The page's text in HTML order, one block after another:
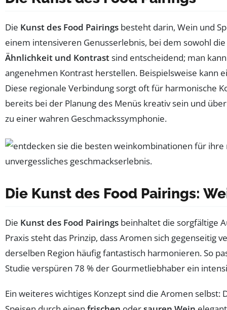
Die Kunst des Food Pairings besteht darin, Wein und
einem intensiveren Genusserlebnis, bei dem sowohl die
Ähnlichkeit und Kontrastsind entscheidend; man
angenehmen Kontrast herstellen. Beispielsweise kann
Diese regionale Verbindung sorgt oft für harmonische
bereits bei der Planung des Menüs kreativ sein und
zu einer wahren Geschmackssymphonie.
Die Kunst des Food Pairings:
Die Kunst des Food Pairings beinhaltet die sorgfältige
Praxis steht das Prinzip, dass Aromen sich gegenseitig
derselben Region häufig fantastisch harmonieren. So
Studie verspüren 78 % der Gourmetliebhaber ein
Ein weiteres wichtiges Konzept sind die Aromen selbst: